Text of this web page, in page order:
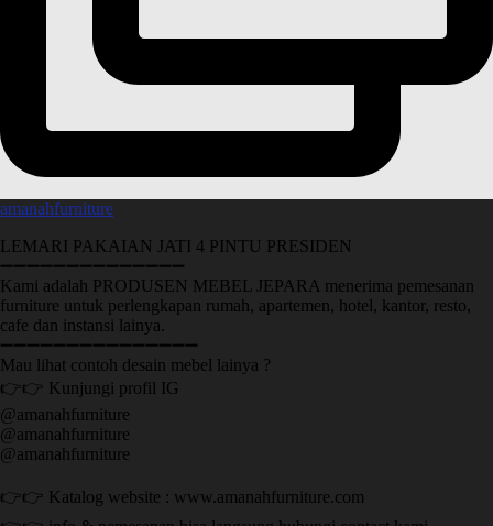
amanahfurniture
LEMARI PAKAIAN JATI 4 PINTU PRESIDEN
➖➖➖➖➖➖➖➖➖➖➖➖➖➖
Kami adalah PRODUSEN MEBEL JEPARA menerima pemesanan
furniture untuk perlengkapan rumah, apartemen, hotel, kantor, resto,
cafe dan instansi lainya.
➖➖➖➖➖➖➖➖➖➖➖➖➖➖➖
Mau lihat contoh desain mebel lainya ?
👉👉 Kunjungi profil IG
@amanahfurniture
@amanahfurniture
@amanahfurniture
👉👉 Katalog website : www.amanahfurniture.com